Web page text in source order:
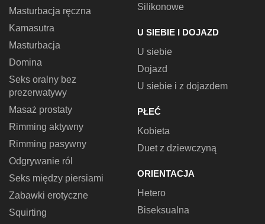
Masturbacja ręczna
Kamasutra
Masturbacja
Domina
Seks oralny bez
prezerwatywy
Masaż prostaty
Rimming aktywny
Rimming pasywny
Odgrywanie ról
Seks między piersiami
Zabawki erotyczne
Squirting
Silikonowe
U SIEBIE I DOJAZD
U siebie
Dojazd
U siebie i z dojazdem
PŁEĆ
Kobieta
Duet z dziewczyną
ORIENTACJA
Hetero
Biseksualna